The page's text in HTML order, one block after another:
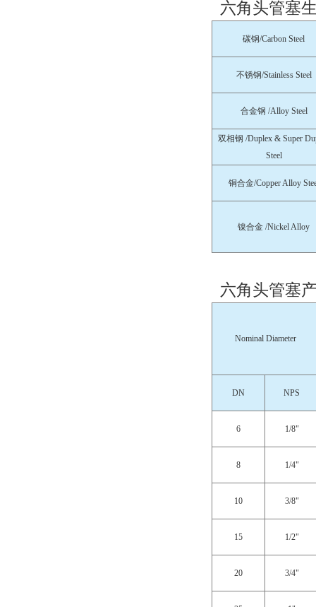
六角头管塞
碳钢/Carbon Steel
不锈钢/Stainless Steel
合金钢 /Alloy Steel
双相钢 /Duplex & Super
Steel
铜合金/Copper Alloy
镍合金 /Nickel Alloy
六角头管塞
Nominal Diameter
DN NPS
6 1/8"
8 1/4"
10 3/8"
15 1/2"
20 3/4"